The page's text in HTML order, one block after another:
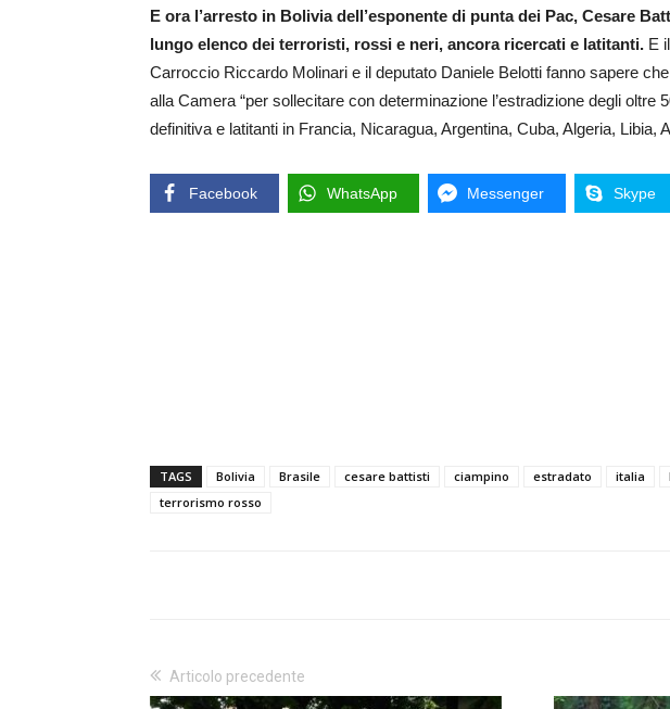
E ora l’arresto in Bolivia dell’esponente di punta dei Pac, Cesare
lungo elenco dei terroristi, rossi e neri, ancora ricercati e latitanti. E
Carroccio Riccardo Molinari e il deputato Daniele Belotti fanno sapere
alla Camera “per sollecitare con determinazione l’estradizione degli oltre
definitiva e latitanti in Francia, Nicaragua, Argentina, Cuba, Algeria, Libia,
Facebook WhatsApp Messenger Skype
TAGS Bolivia Brasile cesare battisti ciampino estradato italia
terrorismo rosso
Articolo precedente